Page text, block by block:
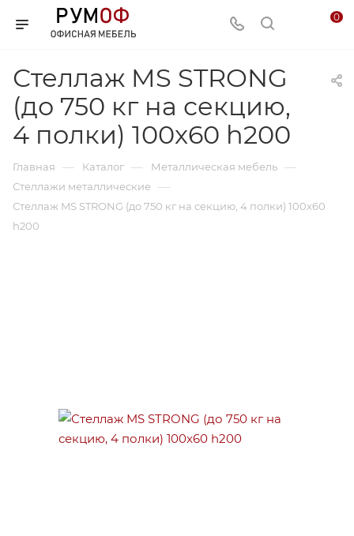
0
Стеллаж MS STRONG
(до 750 кг на секцию,
4 полки) 100x60 h200
Главная — Каталог — Металлическая мебель —
Стеллажи металлические —
Стеллаж MS STRONG (до 750 кг на секцию, 4 полки) 100x60
h200